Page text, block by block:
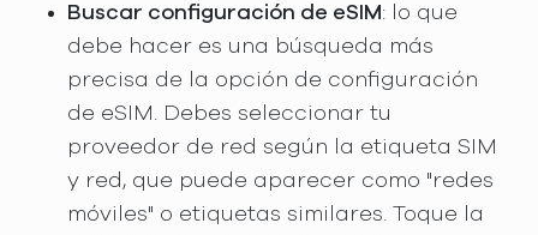
Buscar configuración de eSIM: lo que
debe hacer es una búsqueda más
precisa de la opción de configuración
de eSIM. Debes seleccionar tu
proveedor de red según la etiqueta SIM
y red, que puede aparecer como "redes
móviles" o etiquetas similares. Toque la